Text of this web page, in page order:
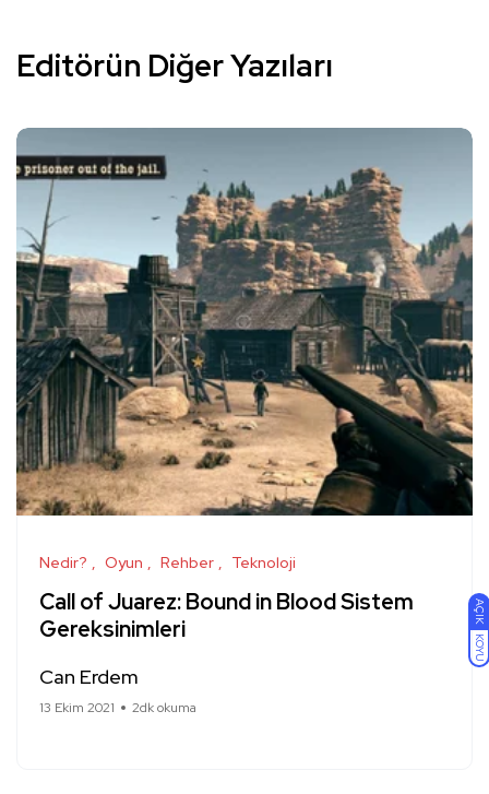
AÇIK
KOYU
Editörün Diğer Yazıları
Nedir? Oyun Rehber Teknoloji
Call of Juarez: Bound in Blood Sistem
Gereksinimleri
Can Erdem
13 Ekim 2021 2dk okuma